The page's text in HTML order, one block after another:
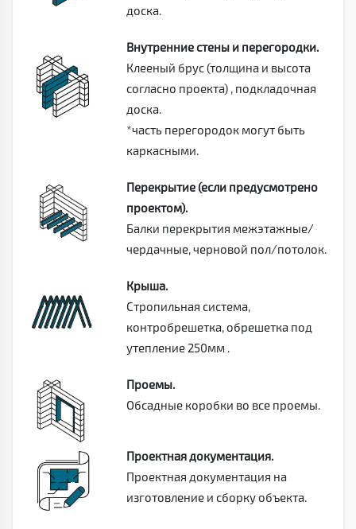
доска.
Внутренние стены и перегородки.
Клееный брус (толщина и высота
согласно проекта) , подкладочная
доска.
*часть перегородок могут быть
каркасными.
Перекрытие (если предусмотрено
проектом).
Балки перекрытия межэтажные/
чердачные, черновой пол/потолок.
Крыша.
Стропильная система,
контробрешетка, обрешетка под
утепление 250мм .
Проемы.
Обсадные коробки во все проемы.
Проектная документация.
Проектная документация на
изготовление и сборку объекта.